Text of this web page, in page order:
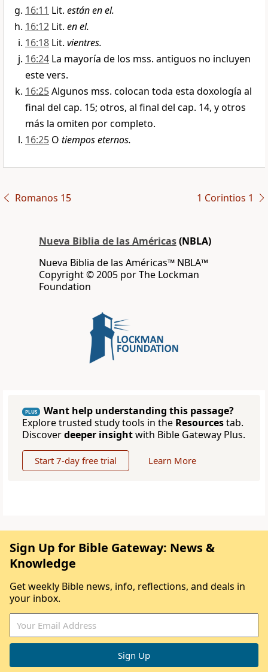
16:11 Lit. están en el.
16:12 Lit. en el.
16:18 Lit. vientres.
16:24 La mayoría de los mss. antiguos no incluyen
este vers.
16:25Algunos mss. colocan toda esta doxología al
final del cap. 15; otros, al final del cap. 14, y otros
más la omiten por completo.
16:25 O tiempos eternos.
Romanos 15 1 Corintios 1
Nueva Biblia de las Américas(NBLA)
Nueva Biblia de las Américas™ NBLA™
Copyright © 2005 por The Lockman
Foundation
PLUS
Want help understanding this passage?
Explore trusted study tools in the Resourcestab.
Discoverdeeper insightwith Bible Gateway Plus.
Start 7-day free trial Learn More
Sign Up for Bible Gateway: News &
Knowledge
Get weekly Bible news, info, reflections, and deals in
your inbox.